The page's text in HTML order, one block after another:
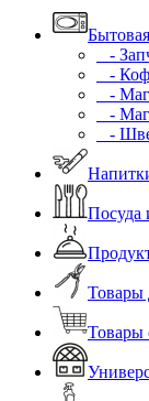
-
-
-
-
-
Посуда
Товары
Товары